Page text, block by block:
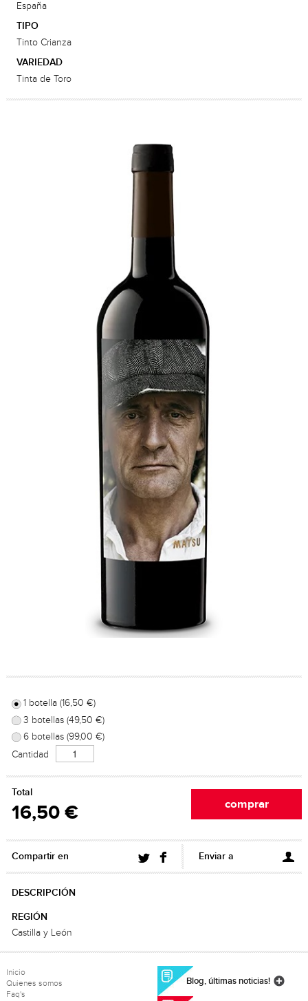
España
TIPO
Tinto Crianza
VARIEDAD
Tinta de Toro
1 botella (16,50 €)
3 botellas (49,50 €)
6 botellas (99,00 €)
Cantidad
Total
16,50 €
Compartir en Enviar a
DESCRIPCIÓN
REGIÓN
Castilla y León
Inicio
Quienes somos
Faq's
Blog, últimas noticias!